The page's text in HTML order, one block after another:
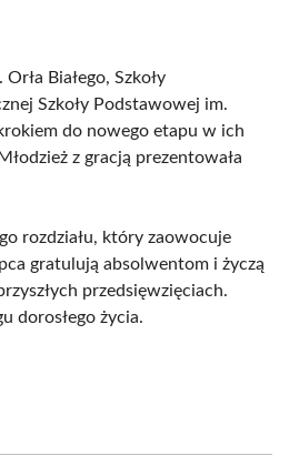
Białego, Szkoły
Szkoły Podstawowej im.
do nowego etapu w ich
z gracją prezentowała
rozdziału, który zaowocuje
gratulują absolwentom i życzą
przedsięwzięciach.
dorosłego życia.